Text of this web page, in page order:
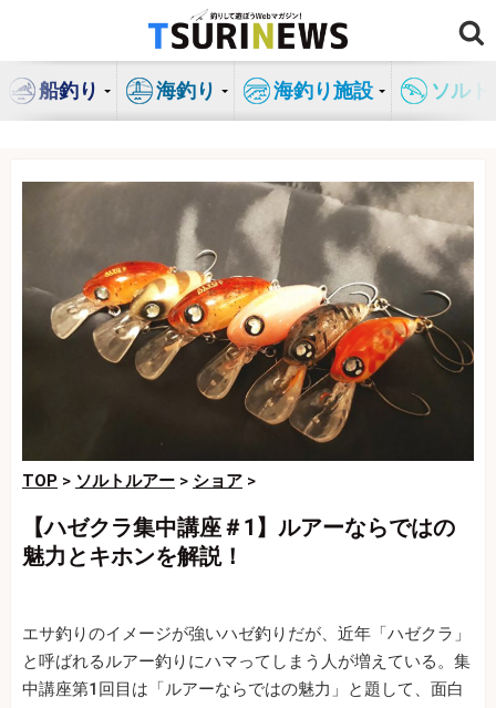
ン
船釣り 海釣り 海釣り施設 ソル
TOP > ソルトルアー > ショア >
【ハゼクラ集中講座＃1】ルアーならではの
魅力とキホンを解説！
エサ釣りのイメージが強いハゼ釣りだが、近年「ハゼクラ」
と呼ばれるルアー釣りにハマってしまう人が増えている。集
中講座第1回目は「ルアーならではの魅力」と題して、面白